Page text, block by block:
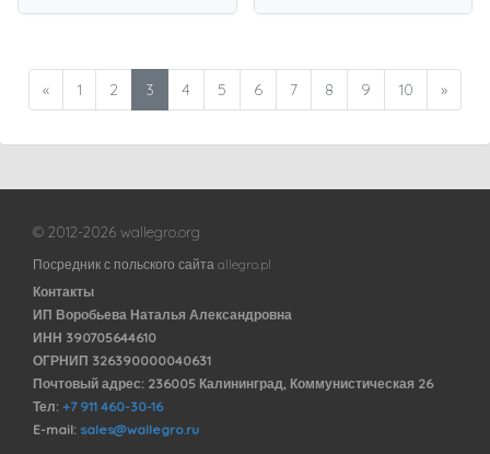
« 1 2 3 4 5 6 7 8 9 10 »
© 2012-2026 wallegro.org
Посредник с польского сайта allegro.pl
Контакты
ИП Воробьева Наталья Александровна
ИНН 390705644610
ОГРНИП 326390000040631
Почтовый адрес: 236005 Калининград, Коммунистическая 26
Тел: +7 911 460-30-16
E-mail: sales@wallegro.ru